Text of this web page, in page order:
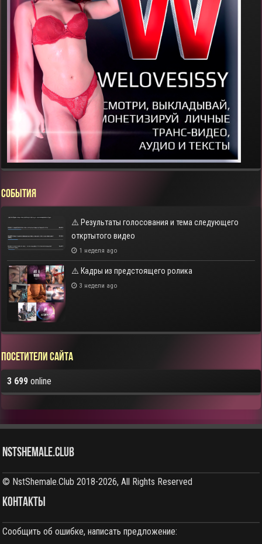
СОБЫТИЯ
⚠️ Результаты голосования и тема следующего
откртытого видео
1 неделя ago
⚠️ Кадры из предстоящего ролика
3 недели ago
Посетители сайта
3 699 online
NstShemale.Club
© NstShemale.Club 2018-2026, All Rights Reserved
КОНТАКТЫ
Сообщить об ошибке, написать предложение: